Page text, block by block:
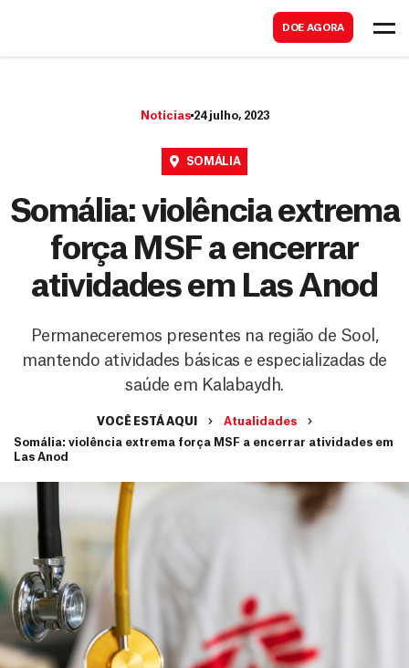
DOE AGORA
r
Notícias 24 julho, 2023
SOMÁLIA
Somália: violência extrema
força MSF a encerrar
atividades em Las Anod
Permaneceremos presentes na região de Sool,
mantendo atividades básicas e especializadas de
saúde em Kalabaydh.
VOCÊ ESTÁ AQUI
Atualidades
Somália: violência extrema força MSF a encerrar atividades em
Las Anod
a
r